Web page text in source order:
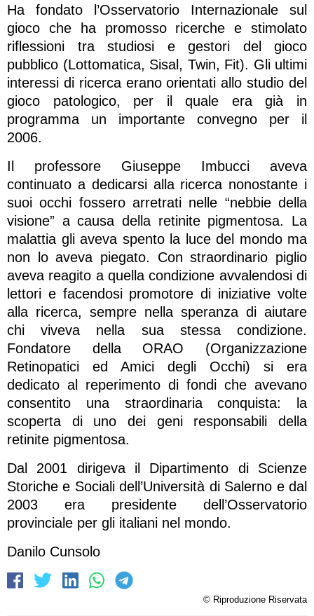
Ha fondato l’Osservatorio Internazionale sul
gioco che ha promosso ricerche e stimolato
riflessioni tra studiosi e gestori del gioco
pubblico (Lottomatica, Sisal, Twin, Fit). Gli ultimi
interessi di ricerca erano orientati allo studio del
gioco patologico, per il quale era già in
programma un importante convegno per il
2006.
Il professore Giuseppe Imbucci aveva
continuato a dedicarsi alla ricerca nonostante i
suoi occhi fossero arretrati nelle “nebbie della
visione” a causa della retinite pigmentosa. La
malattia gli aveva spento la luce del mondo ma
non lo aveva piegato. Con straordinario piglio
aveva reagito a quella condizione avvalendosi di
lettori e facendosi promotore di iniziative volte
alla ricerca, sempre nella speranza di aiutare
chi viveva nella sua stessa condizione.
Fondatore della ORAO (Organizzazione
Retinopatici ed Amici degli Occhi) si era
dedicato al reperimento di fondi che avevano
consentito una straordinaria conquista: la
scoperta di uno dei geni responsabili della
retinite pigmentosa.
Dal 2001 dirigeva il Dipartimento di Scienze
Storiche e Sociali dell’Università di Salerno e dal
2003 era presidente dell’Osservatorio
provinciale per gli italiani nel mondo.
Danilo Cunsolo
© Riproduzione Riservata